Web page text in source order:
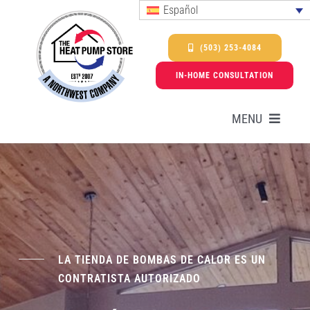
Español
(503) 253-4084
IN-HOME CONSULTATION
MENU
Bombas de calor
Servicios
Promociones y ofertas especiales
LA TIENDA DE BOMBAS DE CALOR ES UN
CONTRATISTA AUTORIZADO